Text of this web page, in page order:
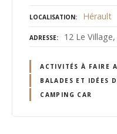
LOCALISATION Hérault
ADRESSE 12 Le
ACTIVITÉS À FAIRE
BALADES ET IDÉES
CAMPING CAR